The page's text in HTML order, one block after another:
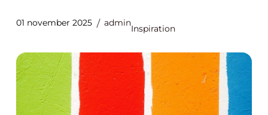
01 november 2025 admin
Inspiration